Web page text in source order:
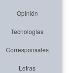
Opinión
Tecnologías
Corresponsales
Letras